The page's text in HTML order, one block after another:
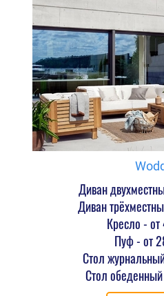
Диван
Диван
Кресло -
Пуф - от
Стол
Стол